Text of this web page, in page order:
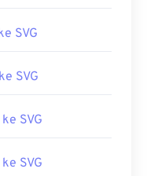
editor teks
Adobe untuk
untuk Adobe
SVG
SVG
SVG
SVG